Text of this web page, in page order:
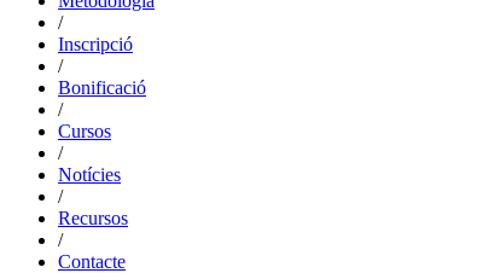
/
Inscripció
/
Bonificació
/
Cursos
/
Notícies
/
Recursos
/
Contacte